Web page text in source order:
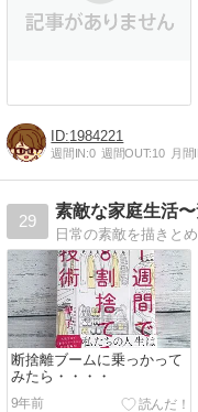
1984221
週間IN:0 週間OUT:10 月間
29
素敵な家庭生活
日常の素敵を描きと
断捨離ブームに乗っかって
みたら・・・・
9年前